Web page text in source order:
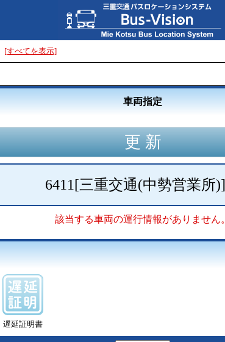
[すべてを表示]
車両指定
6411[三重交通(中勢営業所)]
該当する車両の運行情報がありません。
遅延証明書